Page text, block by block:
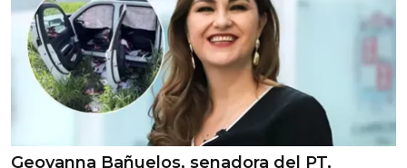
Geovanna Bañuelos, senadora del PT,